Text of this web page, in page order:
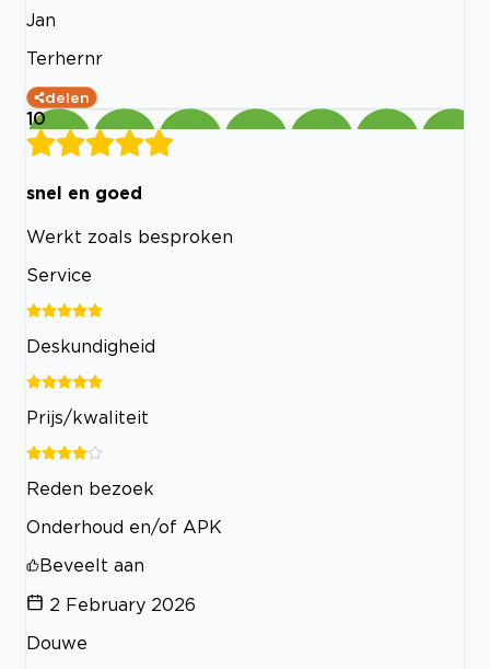
Jan
Terhernr
delen
10
snel en goed
Werkt zoals besproken
Service
Deskundigheid
Prijs/kwaliteit
Reden bezoek
Onderhoud en/of APK
Beveelt aan
2 February 2026
Douwe